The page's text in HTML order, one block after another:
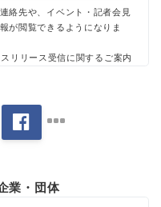
絡先や、イベント・記者会見
が閲覧できるようになりま
スリリース受信に関するご案内
業・団体